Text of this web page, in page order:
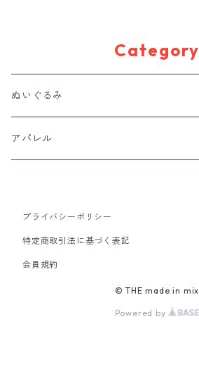
Category
ぬいぐるみ
置きぬいぐるみ
マグネット
ポーチ
アパレル
バッグ
アクセサリー
プライバシーポリシー
特定商取引法に基づく表記
会員規約
© THE made in mix
Powered by